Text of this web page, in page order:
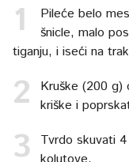
Pileće belo
šnicle, malo
tiganju, i iseći na
Kruške (200 g)
kriške i
Tvrdo skuvati